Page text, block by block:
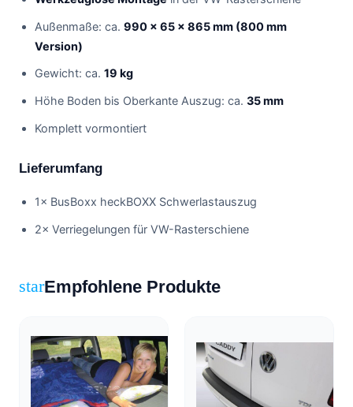
Außenmaße: ca. 990 × 65 × 865 mm (800 mm
Version)
Gewicht: ca. 19 kg
Höhe Boden bis Oberkante Auszug: ca. 35 mm
Komplett vormontiert
Lieferumfang
1× BusBoxx heckBOXX Schwerlastauszug
2× Verriegelungen für VW-Rasterschiene
starEmpfohlene Produkte